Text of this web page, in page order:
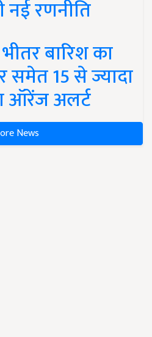
नई रणनीति
बारिश का
समेत 15 से ज्यादा
ऑरेंज अलर्ट
News